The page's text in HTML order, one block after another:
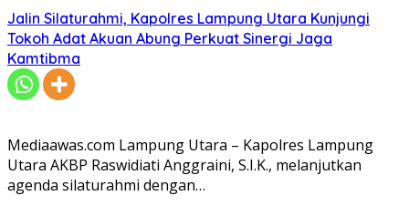
Jalin Silaturahmi, Kapolres Lampung Utara Kunjungi
Tokoh Adat Akuan Abung Perkuat Sinergi Jaga
Kamtibma
Mediaawas.com Lampung Utara – Kapolres Lampung
Utara AKBP Raswidiati Anggraini, S.I.K., melanjutkan
agenda silaturahmi dengan…